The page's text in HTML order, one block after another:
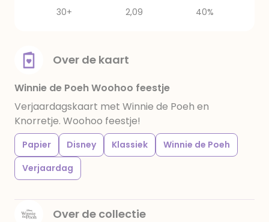
30+
2,09 40%
Over de kaart
Winnie de Poeh Woohoo feestje
Verjaardagskaart met Winnie de Poeh en
Knorretje. Woohoo feestje!
Papier Disney Klassiek
Winnie de Poeh
Verjaardag
Over de collectie